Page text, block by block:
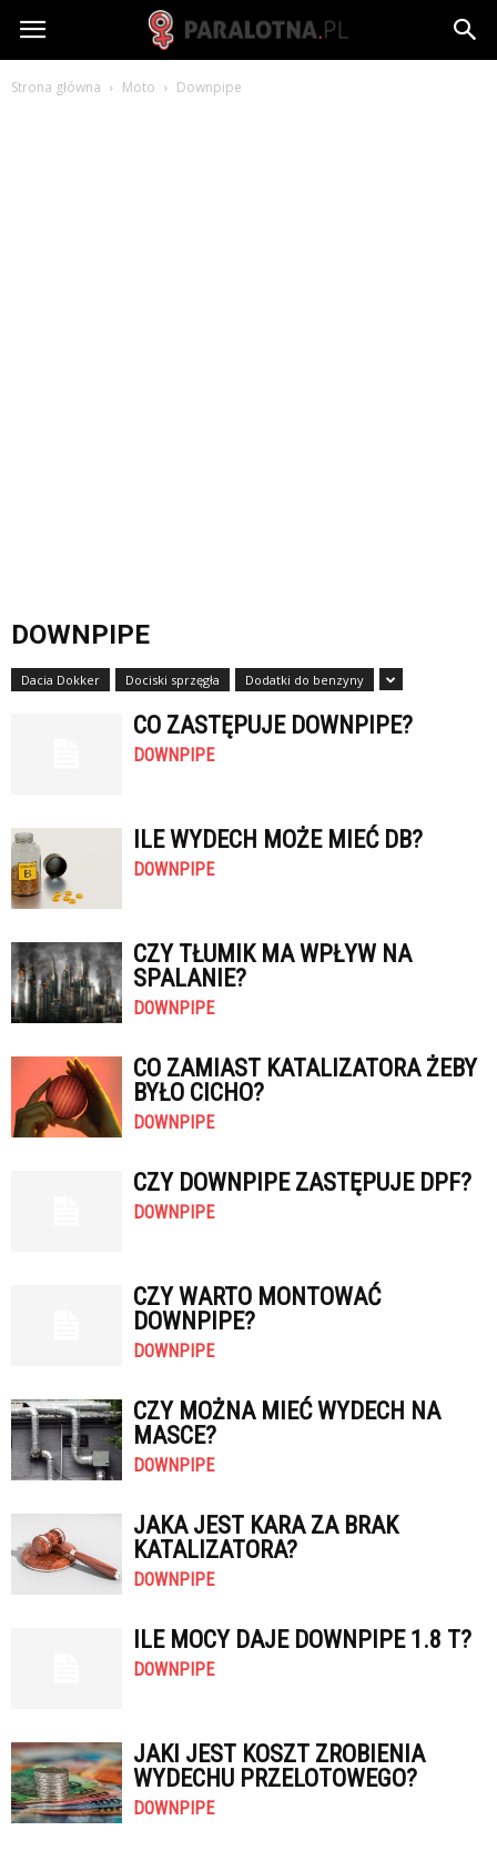
paralotna.pl
Strona główna Moto Downpipe
DOWNPIPE
Dacia Dokker Dociski sprzęgła Dodatki do benzyny
CO ZASTĘPUJE DOWNPIPE?
DOWNPIPE
ILE WYDECH MOŻE MIEĆ DB?
DOWNPIPE
CZY TŁUMIK MA WPŁYW NA
SPALANIE?
DOWNPIPE
CO ZAMIAST KATALIZATORA ŻEBY
BYŁO CICHO?
DOWNPIPE
CZY DOWNPIPE ZASTĘPUJE DPF?
DOWNPIPE
CZY WARTO MONTOWAĆ
DOWNPIPE?
DOWNPIPE
CZY MOŻNA MIEĆ WYDECH NA
MASCE?
DOWNPIPE
JAKA JEST KARA ZA BRAK
KATALIZATORA?
DOWNPIPE
ILE MOCY DAJE DOWNPIPE 1.8 T?
DOWNPIPE
JAKI JEST KOSZT ZROBIENIA
WYDECHU PRZELOTOWEGO?
DOWNPIPE